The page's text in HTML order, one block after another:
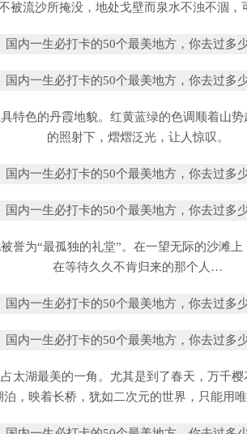
被流沙所掩没，地处戈壁而泉水不浊不涸，
特色的丹霞地貌。红黄蓝绿的色调顺着山
的照射下，熠熠泛光，让人惊叹。
誉为“最孤独的礼堂”。在一望无际的沙滩
在等待久久不肯归来的那个人…
太湖最美的一角。尤其是到了春天，万千
，映着长桥，犹如二次元的世界，只能用唯